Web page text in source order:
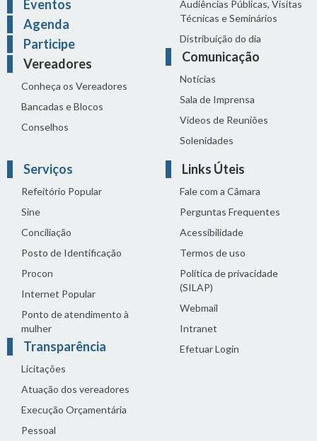
Eventos
Agenda
Participe
Vereadores
Conheça os Vereadores
Bancadas e Blocos
Conselhos
Audiências Públicas, Visitas
Técnicas e Seminários
Distribuição do dia
Comunicação
Notícias
Sala de Imprensa
Vídeos de Reuniões
Solenidades
Serviços
Refeitório Popular
Sine
Conciliação
Posto de Identificação
Procon
Internet Popular
Ponto de atendimento à
mulher
Transparência
Licitações
Atuação dos vereadores
Execução Orçamentária
Pessoal
Links Úteis
Fale com a Câmara
Perguntas Frequentes
Acessibilidade
Termos de uso
Política de privacidade
(SILAP)
Webmail
Intranet
Efetuar Login